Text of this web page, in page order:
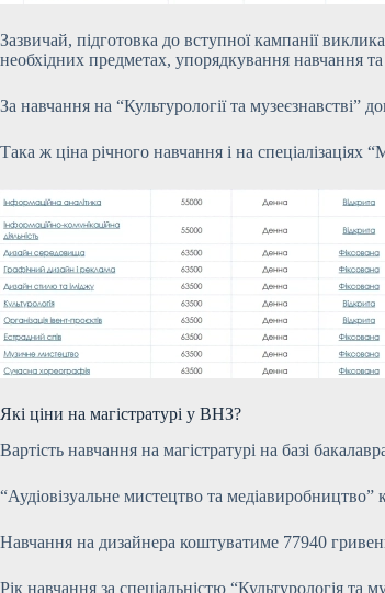
Зазвичай, підготовка до вступної кампанії
необхідних предметах, упорядкування навчання
За навчання на “Культурології та музеєзнавстві”
Така ж ціна річного навчання і на
Які ціни на магістратурі у ВНЗ?
Вартість навчання на магістратурі на базі
“Аудіовізуальне мистецтво та
Навчання на дизайнера коштуватиме 77940
Рік навчання за спеціальністю “Культурологія